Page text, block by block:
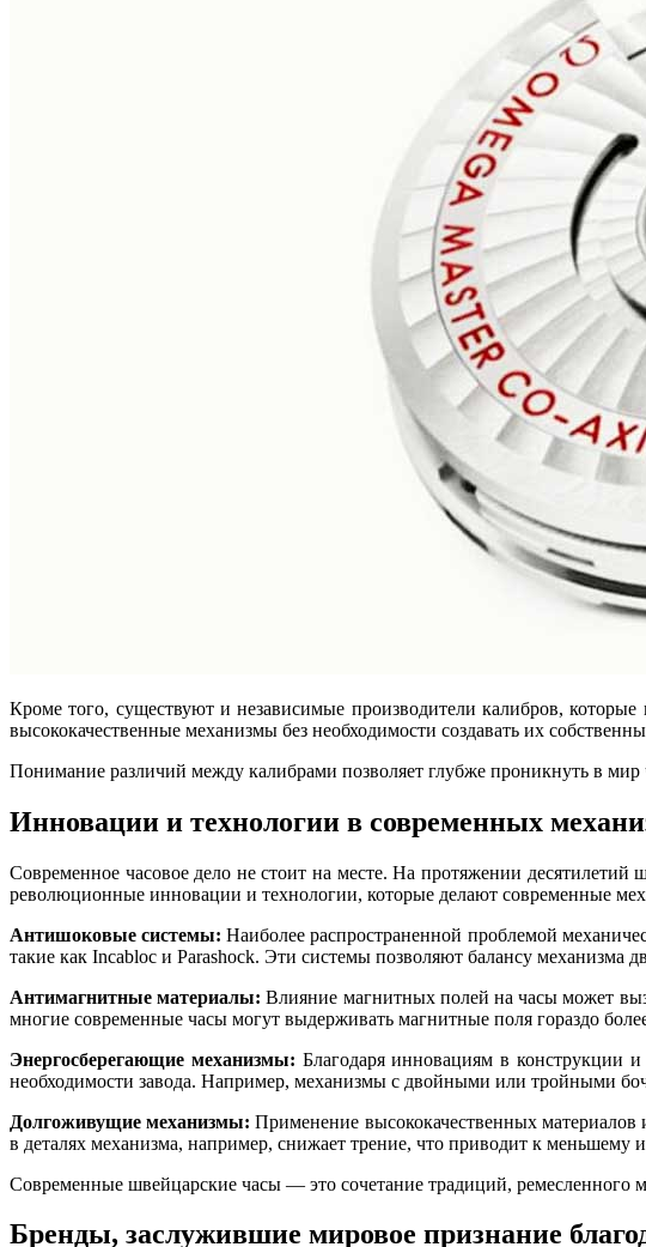
Кроме того, существуют и независимые производители калибров,
высококачественные механизмы без необходимости создавать их
Понимание различий между калибрами позволяет глубже проникнуть в
Инновации и технологии в современных
Современное часовое дело не стоит на месте. На протяжении десятилетий
революционные инновации и технологии, которые делают современные
Антишоковые системы: Наиболее распространенной проблемой
такие как Incabloc и Parashock. Эти системы позволяют балансу механизма
Антимагнитные материалы: Влияние магнитных полей на часы может
многие современные часы могут выдерживать магнитные поля гораздо
Энергосберегающие механизмы: Благодаря инновациям в конструкции
необходимости завода. Например, механизмы с двойными или тройными
Долгоживущие механизмы: Применение высококачественных
в деталях механизма, например, снижает трение, что приводит к меньшему
Современные швейцарские часы — это сочетание традиций, ремесленного
Бренды, заслужившие мировое признание